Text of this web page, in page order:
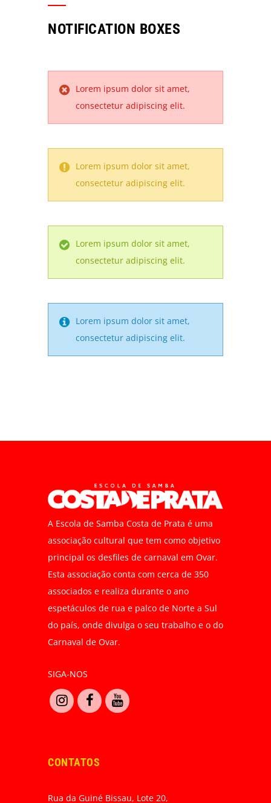
NOTIFICATION BOXES
Lorem ipsum dolor sit amet,
consectetur adipiscing elit.
Lorem ipsum dolor sit amet,
consectetur adipiscing elit.
Lorem ipsum dolor sit amet,
consectetur adipiscing elit.
Lorem ipsum dolor sit amet,
consectetur adipiscing elit.
A Escola de Samba Costa de Prata é uma
associação cultural que tem como objetivo
principal os desfiles de carnaval em Ovar.
Esta associação conta com cerca de 350
associados e realiza durante o ano
espetáculos de rua e palco de Norte a Sul
do país, onde divulga o seu trabalho e o do
Carnaval de Ovar.
SIGA-NOS
CONTATOS
Rua da Guiné Bissau, Lote 20,